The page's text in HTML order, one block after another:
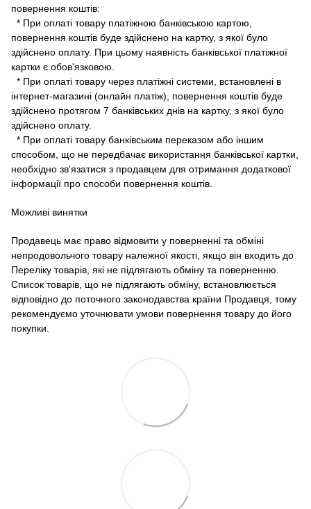
повернення коштів:
* При оплаті товару платіжною банківською картою,
повернення коштів буде здійснено на картку, з якої було
здійснено оплату. При цьому наявність банківської платіжної
картки є обов'язковою.
* При оплаті товару через платіжні системи, встановлені в
інтернет-магазині (онлайн платіж), повернення коштів буде
здійснено протягом 7 банківських днів на картку, з якої було
здійснено оплату.
* При оплаті товару банківським переказом або іншим
способом, що не передбачає використання банківської картки,
необхідно зв'язатися з продавцем для отримання додаткової
інформації про способи повернення коштів.
Можливі винятки
Продавець має право відмовити у поверненні та обміні
непродовольчого товару належної якості, якщо він входить до
Переліку товарів, які не підлягають обміну та поверненню.
Список товарів, що не підлягають обміну, встановлюється
відповідно до поточного законодавства країни Продавця, тому
рекомендуємо уточнювати умови повернення товару до його
покупки.